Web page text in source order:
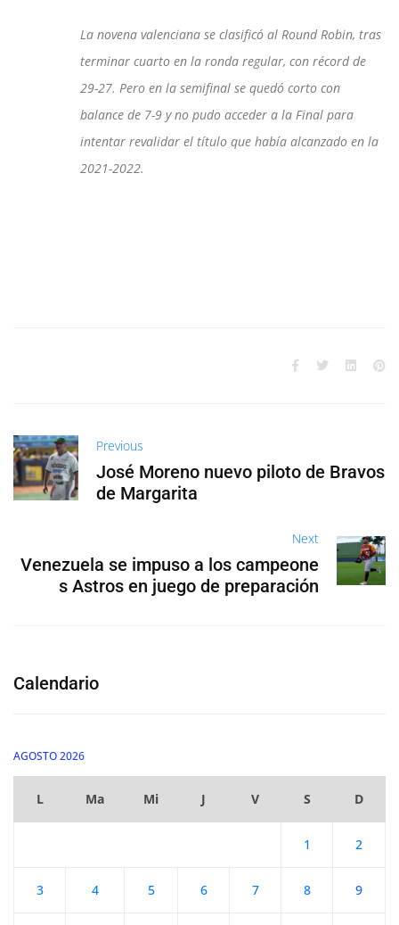
La novena valenciana se clasificó al Round Robin, tras
terminar cuarto en la ronda regular, con récord de
29-27. Pero en la semifinal se quedó corto con
balance de 7-9 y no pudo acceder a la Final para
intentar revalidar el título que había alcanzado en la
2021-2022.
Previous
José Moreno nuevo piloto de Bravos
de Margarita
Next
Venezuela se impuso a los campeone
s Astros en juego de preparación
Calendario
AGOSTO 2026
L Ma Mi J V S D
1 2
3 4 5 6 7 8 9